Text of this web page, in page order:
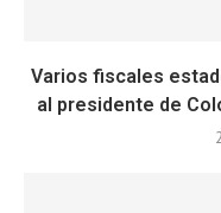
Varios fiscales
al presidente de